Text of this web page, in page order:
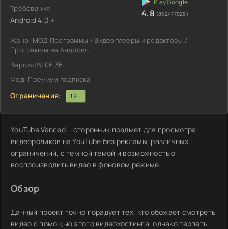
Требования:
Android 4.0 +
4,8 (852477025)
Жанр: МОД Программы / Видеоплееры и редакторы /
Программы на Андроид
Версия:19.06.36
Мод: Премиум подписка
Ограничения: 12+
YouTube Vanced – сторонник предмет для просмотра
видеороликов на YouTube без рекламы, различных
ограничений, с темной темой и возможностью
воспроизводить видео в фоновом режиме.
Обзор
Данный проект точно порадует тех, кто обожает смотреть
видео с помощью этого видеохостинга, однако терпеть